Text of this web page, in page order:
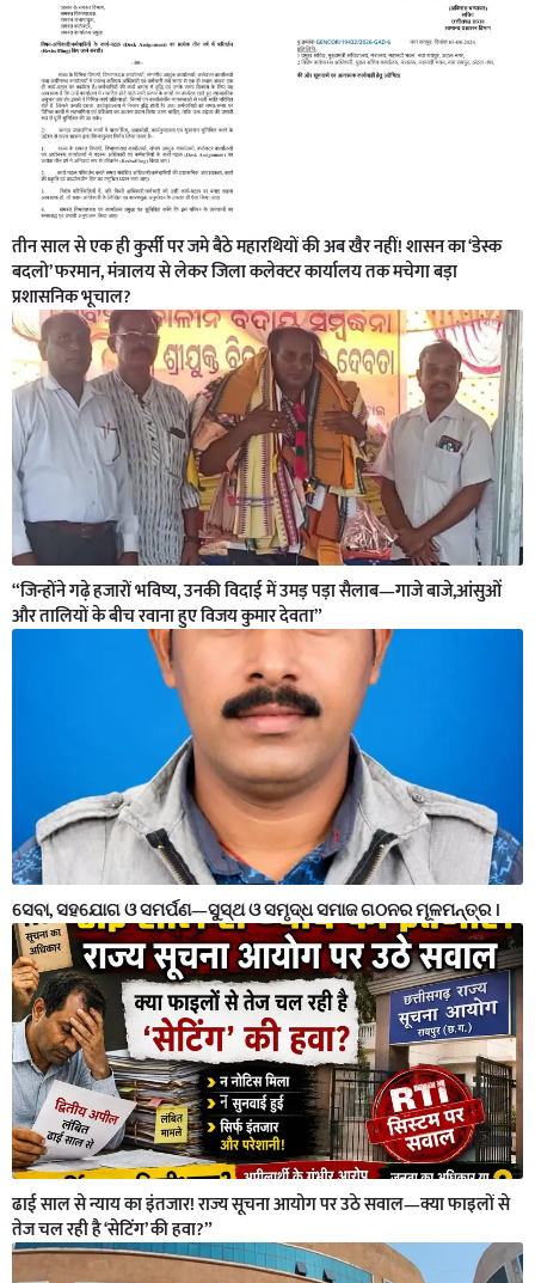
तीन साल से एक ही कुर्सी पर जमे बैठे महारथियों की अब खैर नहीं! शासन का ‘डेस्क
बदलो’ फरमान, मंत्रालय से लेकर जिला कलेक्टर कार्यालय तक मचेगा बड़ा
प्रशासनिक भूचाल?
“जिन्होंने गढ़े हजारों भविष्य, उनकी विदाई में उमड़ पड़ा सैलाब—गाजे बाजे,आंसुओं
और तालियों के बीच रवाना हुए विजय कुमार देवता”
ସେବା, ସହଯୋଗ ଓ ସମର୍ପଣ—ସୁସ୍ଥ ଓ ସମୃଦ୍ଧ ସମାଜ ଗଠନର ମୂଳମନ୍ତ୍ର ।
ढाई साल से न्याय का इंतजार! राज्य सूचना आयोग पर उठे सवाल—क्या फाइलों से
तेज चल रही है ‘सेटिंग’ की हवा?”